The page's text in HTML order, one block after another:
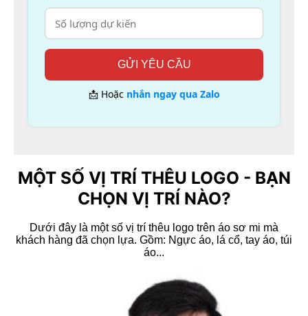
Xem nhanh
Áo thun cổ trụ đỏ 3 sọc
GỬI YÊU CẦU
📩 Hoặc nhắn ngay qua Zalo
MỘT SỐ VỊ TRÍ THÊU LOGO - BẠN
CHỌN VỊ TRÍ NÀO?
Dưới đây là một số vị trí thêu logo trên áo sơ mi mà
khách hàng đã chọn lựa. Gồm: Ngực áo, lá cổ, tay áo, túi
áo...